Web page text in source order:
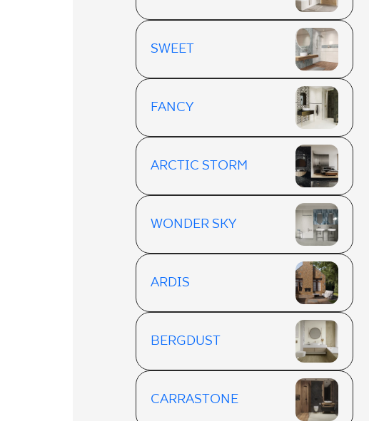
SWEET
FANCY
ARCTIC STORM
WONDER SKY
ARDIS
BERGDUST
CARRASTONE